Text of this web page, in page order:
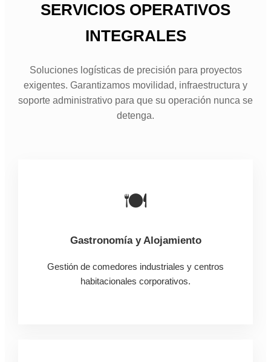
SERVICIOS OPERATIVOS
INTEGRALES
Soluciones logísticas de precisión para proyectos
exigentes. Garantizamos movilidad, infraestructura y
soporte administrativo para que su operación nunca se
detenga.
🍽️
Gastronomía y Alojamiento
Gestión de comedores industriales y centros
habitacionales corporativos.